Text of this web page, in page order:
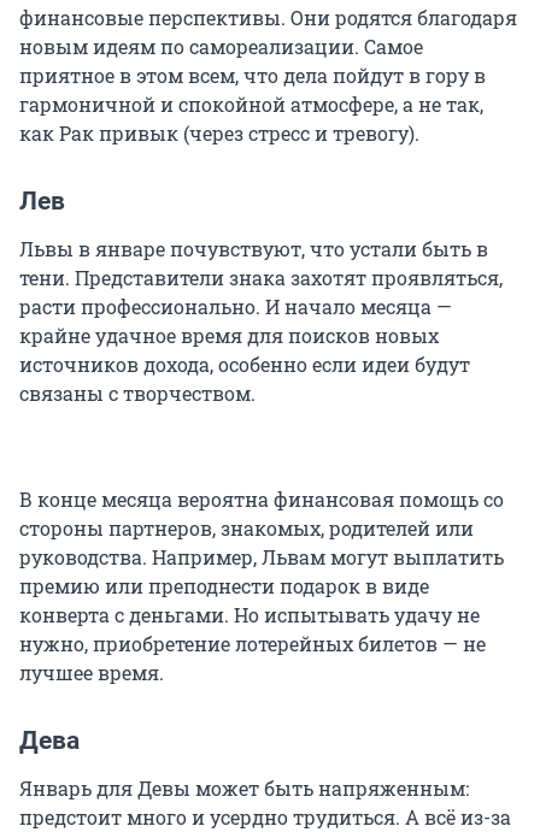
финансовые перспективы. Они родятся благодаря
новым идеям по самореализации. Самое
приятное в этом всем, что дела пойдут в гору в
гармоничной и спокойной атмосфере, а не так,
как Рак привык (через стресс и тревогу).
Лев
Львы в январе почувствуют, что устали быть в
тени. Представители знака захотят проявляться,
расти профессионально. И начало месяца —
крайне удачное время для поисков новых
источников дохода, особенно если идеи будут
связаны с творчеством.
В конце месяца вероятна финансовая помощь со
стороны партнеров, знакомых, родителей или
руководства. Например, Львам могут выплатить
премию или преподнести подарок в виде
конверта с деньгами. Но испытывать удачу не
нужно, приобретение лотерейных билетов — не
лучшее время.
Дева
Январь для Девы может быть напряженным:
предстоит много и усердно трудиться. А всё из-за